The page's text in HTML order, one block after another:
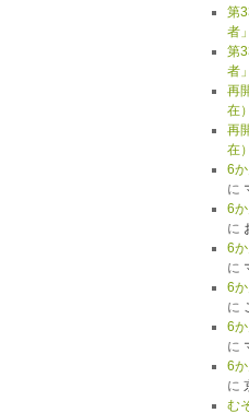
第
者
第
者
再
在）
再
在）
6
に
6
に
6
に
6
に
6
に
6
に
む